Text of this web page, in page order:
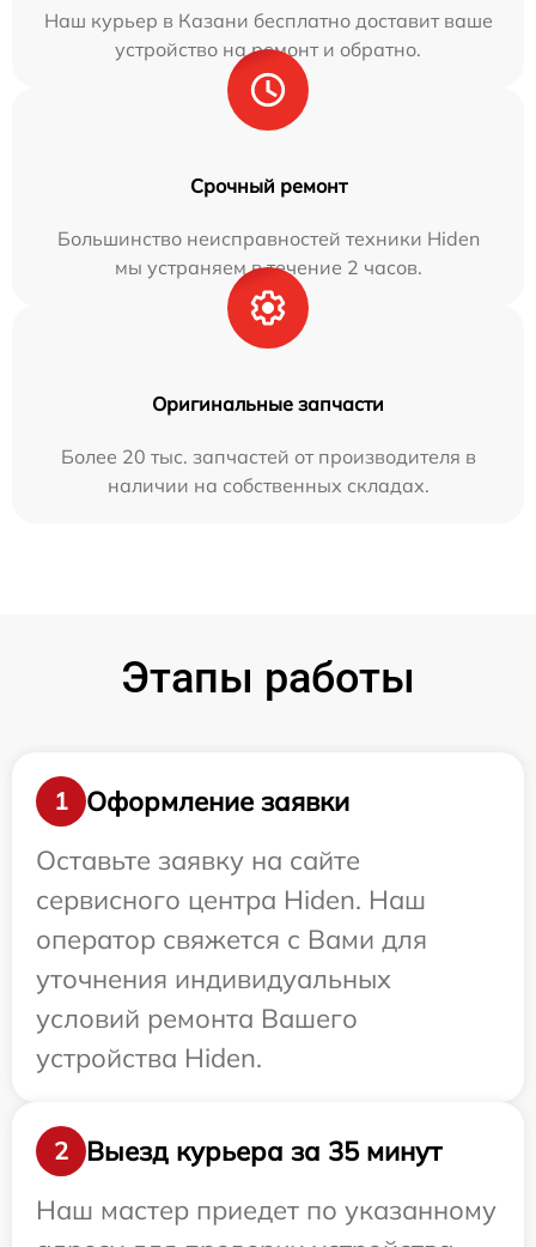
Наш курьер в Казани бесплатно доставит ваше
устройство на ремонт и обратно.
Срочный ремонт
Большинство неисправностей техники Hiden
мы устраняем в течение 2 часов.
Оригинальные запчасти
Более 20 тыс. запчастей от производителя в
наличии на собственных складах.
Этапы работы
1
Оформление заявки
Оставьте заявку на сайте
сервисного центра Hiden. Наш
оператор свяжется с Вами для
уточнения индивидуальных
условий ремонта Вашего
устройства Hiden.
2
Выезд курьера за 35 минут
Наш мастер приедет по указанному